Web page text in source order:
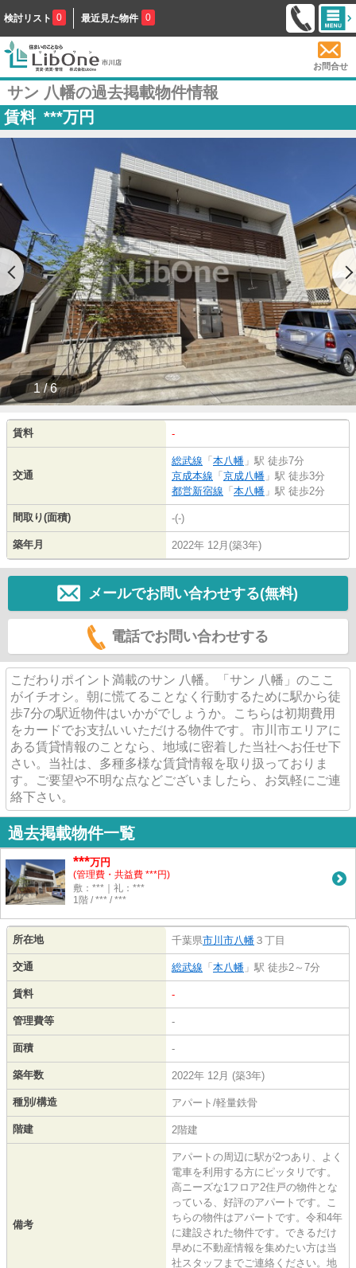
検討リスト 0 最近見た物件 0
お問合せ
サン 八幡の過去掲載物件情報
賃料 ***万円
1 / 6
賃料 -
交通
総武線 「 本八幡 」駅 徒歩7分
京成本線 「 京成八幡 」駅 徒歩3分
都営新宿線 「 本八幡 」駅 徒歩2分
間取り(面積) -(-)
築年月 2022年 12月(築3年)
メールでお問い合わせする(無料)
電話でお問い合わせする
こだわりポイント満載のサン 八幡。「サン 八幡」のここ
がイチオシ。朝に慌てることなく行動するために駅から徒
歩7分の駅近物件はいかがでしょうか。こちらは初期費用
をカードでお支払いいただける物件です。市川市エリアに
ある賃貸情報のことなら、地域に密着した当社へお任せ下
さい。当社は、多種多様な賃貸情報を取り扱っておりま
す。ご要望や不明な点などございましたら、お気軽にご連
絡下さい。
過去掲載物件一覧
***万円
(管理費・共益費 ***円)
敷：***｜礼：***
1階 / *** / ***
所在地 千葉県市川市八幡 ３丁目
交通 総武線 「 本八幡 」駅 徒歩2～7分
賃料 -
管理費等 -
面積 -
築年数 2022年 12月 (築3年)
種別/構造 アパート/軽量鉄骨
階建 2階建
備考
アパートの周辺に駅が2つあり、よく
電車を利用する方にピッタリです。
高ニーズな1フロア2住戸の物件とな
っている、好評のアパートです。こ
ちらの物件はアパートです。令和4年
に建設された物件です。できるだけ
早めに不動産情報を集めたい方は当
社スタッフまでご連絡ください。地